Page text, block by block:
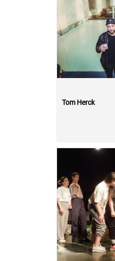
Tom Herck